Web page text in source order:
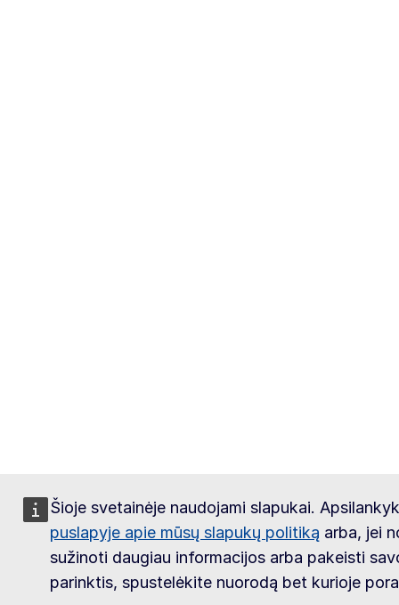
Šioje svetainėje naudojami slapukai.
puslapyje apie mūsų slapukų politiką arba, jei
sužinoti daugiau informacijos arba pakeisti
parinktis, spustelėkite nuorodą bet kurioje